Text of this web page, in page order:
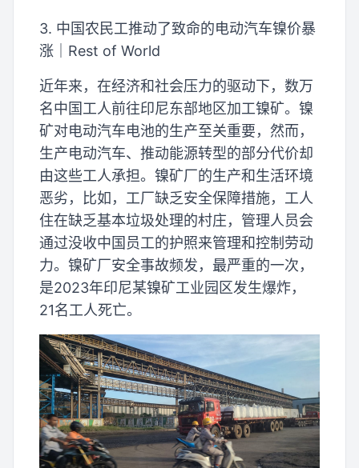
3. 中国农民工推动了致命的电动汽车镍价暴
涨｜Rest of World
近年来，在经济和社会压力的驱动下，数万
名中国工人前往印尼东部地区加工镍矿。镍
矿对电动汽车电池的生产至关重要，然而，
生产电动汽车、推动能源转型的部分代价却
由这些工人承担。镍矿厂的生产和生活环境
恶劣，比如，工厂缺乏安全保障措施，工人
住在缺乏基本垃圾处理的村庄，管理人员会
通过没收中国员工的护照来管理和控制劳动
力。镍矿厂安全事故频发，最严重的一次，
是2023年印尼某镍矿工业园区发生爆炸，
21名工人死亡。